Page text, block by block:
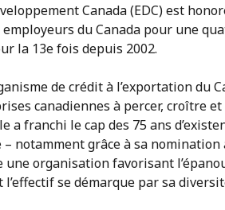
Canada (EDC) est
du Canada pour une
la 13e fois depuis 2002.
de crédit à l’exportation du
canadiennes à percer, croître et
a franchi le cap des 75 ans
notamment grâce à sa nomination
une organisation favorisant
l’effectif se démarque par sa